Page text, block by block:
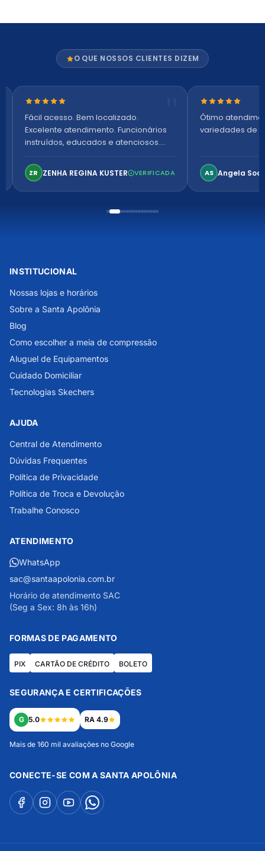
O QUE NOSSOS CLIENTES DIZEM
Nota 5 de 5 estrelas
Fácil acesso. Bem localizado.
Excelente atendimento. Funcionários
instruídos, educados e atenciosos.
confortável. Perfeito!
ZR ZENHA REGINA KUSTER VERIFICADA
Nota 5 de 5
Ótimo
variedades de
AS Angela
INSTITUCIONAL
Nossas lojas e horários
Sobre a Santa Apolônia
Blog
Como escolher a meia de compressão
Aluguel de Equipamentos
Cuidado Domiciliar
Tecnologias Skechers
AJUDA
Central de Atendimento
Dúvidas Frequentes
Política de Privacidade
Política de Troca e Devolução
Trabalhe Conosco
ATENDIMENTO
WhatsApp
sac@santaapolonia.com.br
Horário de atendimento SAC
(Seg a Sex: 8h às 16h)
FORMAS DE PAGAMENTO
PIX CARTÃO DE CRÉDITO BOLETO
SEGURANÇA E CERTIFICAÇÕES
G 5.0 RA 4.9
Mais de 160 mil avaliações no Google
CONECTE-SE COM A SANTA APOLÔNIA